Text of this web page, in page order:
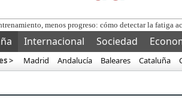
Internacional Sociedad
> Madrid Andalucía Baleares Cataluña